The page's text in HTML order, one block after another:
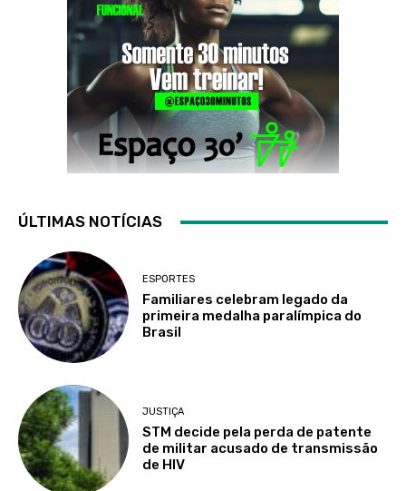
ÚLTIMAS NOTÍCIAS
ESPORTES
Familiares celebram legado da
primeira medalha paralímpica do
Brasil
JUSTIÇA
STM decide pela perda de patente
de militar acusado de transmissão
de HIV